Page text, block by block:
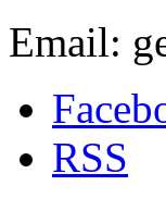
Email:
RSS